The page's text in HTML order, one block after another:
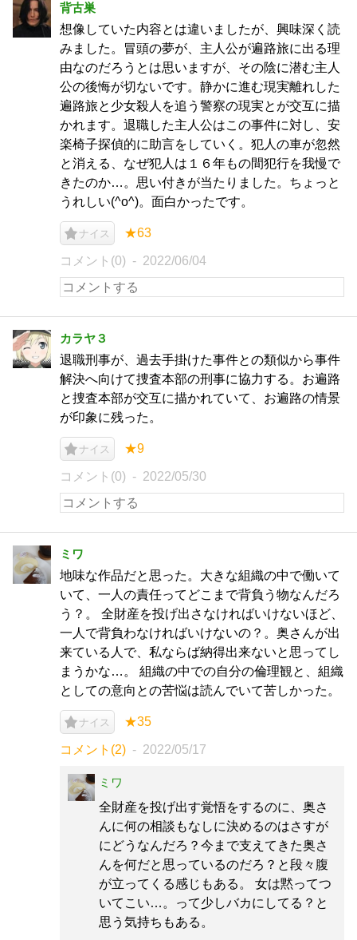
背古巣
想像していた内容とは違いましたが、興味深く読
みました。冒頭の夢が、主人公が遍路旅に出る理
由なのだろうとは思いますが、その陰に潜む主人
公の後悔が切ないです。静かに進む現実離れした
遍路旅と少女殺人を追う警察の現実とが交互に描
かれます。退職した主人公はこの事件に対し、安
楽椅子探偵的に助言をしていく。犯人の車が忽然
と消える、なぜ犯人は１６年もの間犯行を我慢で
きたのか…。思い付きが当たりました。ちょっと
うれしい(^o^)。面白かったです。
ナイス ★63
コメント(0) 2022/06/04
カラヤ３
退職刑事が、過去手掛けた事件との類似から事件
解決へ向けて捜査本部の刑事に協力する。お遍路
と捜査本部が交互に描かれていて、お遍路の情景
が印象に残った。
ナイス ★9
コメント(0) 2022/05/30
ミワ
地味な作品だと思った。大きな組織の中で働いて
いて、一人の責任ってどこまで背負う物なんだろ
う？。 全財産を投げ出さなければいけないほど、
一人で背負わなければいけないの？。奥さんが出
来ている人で、私ならば納得出来ないと思ってし
まうかな…。 組織の中での自分の倫理観と、組織
としての意向との苦悩は読んでいて苦しかった。
ナイス ★35
コメント(2) 2022/05/17
ミワ
全財産を投げ出す覚悟をするのに、奥さ
んに何の相談もなしに決めるのはさすが
にどうなんだろ？今まで支えてきた奥さ
んを何だと思っているのだろ？と段々腹
が立ってくる感じもある。 女は黙ってつ
いてこい…。って少しバカにしてる？と
思う気持ちもある。